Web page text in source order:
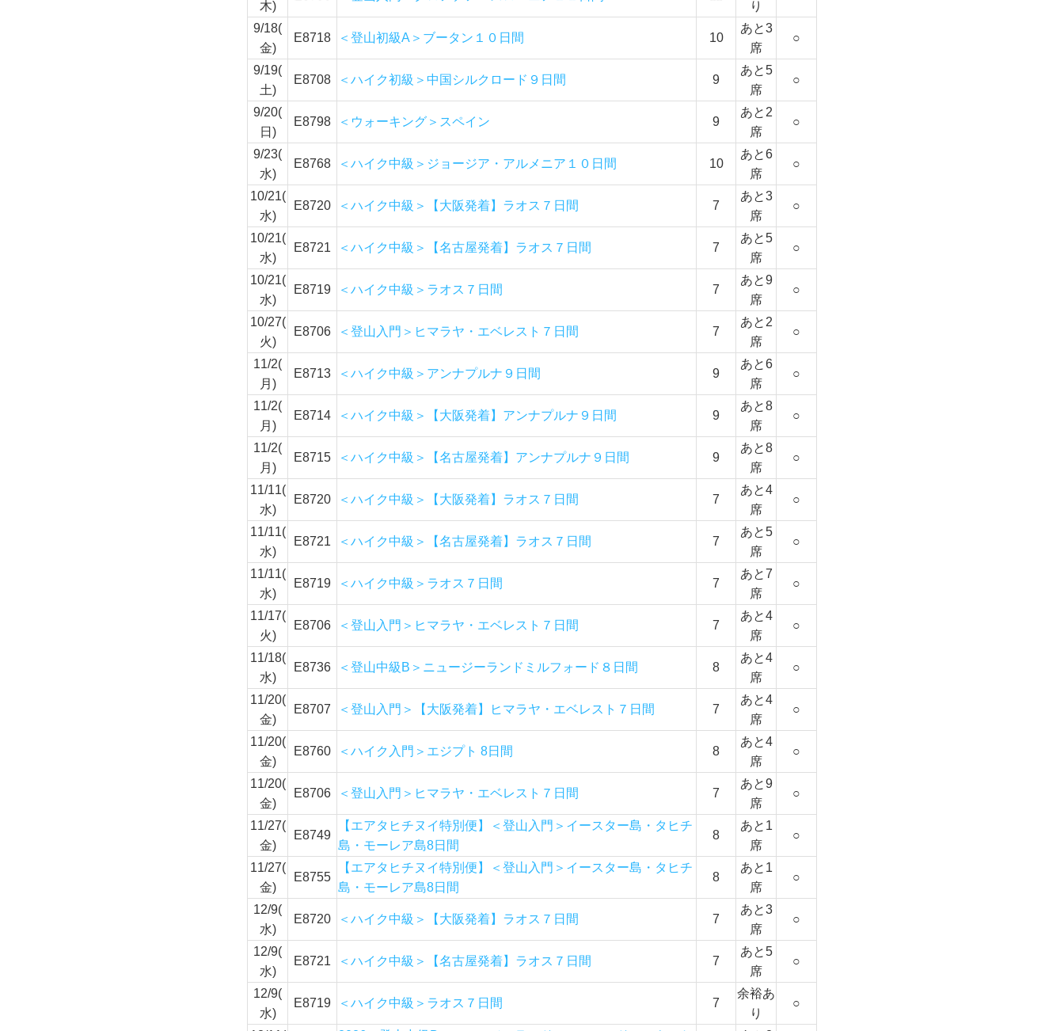
木)
り
9/18(
金)
E8718 ＜登山初級A＞ブータン１０日間 10
あと3
席
○
9/19(
土)
E8708 ＜ハイク初級＞中国シルクロード９日間 9
あと5
席
○
9/20(
日)
E8798 ＜ウォーキング＞スペイン 9
あと2
席
○
9/23(
水)
E8768 ＜ハイク中級＞ジョージア・アルメニア１０日間 10
あと6
席
○
10/21(
水)
E8720 ＜ハイク中級＞【大阪発着】ラオス７日間 7
あと3
席
○
10/21(
水)
E8721 ＜ハイク中級＞【名古屋発着】ラオス７日間 7
あと5
席
○
10/21(
水)
E8719 ＜ハイク中級＞ラオス７日間 7
あと9
席
○
10/27(
火)
E8706 ＜登山入門＞ヒマラヤ・エベレスト７日間 7
あと2
席
○
11/2(
月)
E8713 ＜ハイク中級＞アンナプルナ９日間 9
あと6
席
○
11/2(
月)
E8714 ＜ハイク中級＞【大阪発着】アンナプルナ９日間 9
あと8
席
○
11/2(
月)
E8715 ＜ハイク中級＞【名古屋発着】アンナプルナ９日間 9
あと8
席
○
11/11(
水)
E8720 ＜ハイク中級＞【大阪発着】ラオス７日間 7
あと4
席
○
11/11(
水)
E8721 ＜ハイク中級＞【名古屋発着】ラオス７日間 7
あと5
席
○
11/11(
水)
E8719 ＜ハイク中級＞ラオス７日間 7
あと7
席
○
11/17(
火)
E8706 ＜登山入門＞ヒマラヤ・エベレスト７日間 7
あと4
席
○
11/18(
水)
E8736 ＜登山中級B＞ニュージーランドミルフォード８日間 8
あと4
席
○
11/20(
金)
E8707 ＜登山入門＞【大阪発着】ヒマラヤ・エベレスト７日間 7
あと4
席
○
11/20(
金)
E8760 ＜ハイク入門＞エジプト 8日間 8
あと4
席
○
11/20(
金)
E8706 ＜登山入門＞ヒマラヤ・エベレスト７日間 7
あと9
席
○
11/27(
金)
E8749
【エアタヒチヌイ特別便】＜登山入門＞イースター島・タヒチ
島・モーレア島8日間
8
あと1
席
○
11/27(
金)
E8755
【エアタヒチヌイ特別便】＜登山入門＞イースター島・タヒチ
島・モーレア島8日間
8
あと1
席
○
12/9(
水)
E8720 ＜ハイク中級＞【大阪発着】ラオス７日間 7
あと3
席
○
12/9(
水)
E8721 ＜ハイク中級＞【名古屋発着】ラオス７日間 7
あと5
席
○
12/9(
水)
E8719 ＜ハイク中級＞ラオス７日間 7
余裕あ
り
○